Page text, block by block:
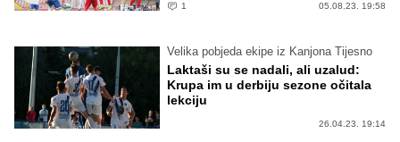
1 05.08.23. 19:58
Velika pobjeda ekipe iz Kanjona Tijesno
Laktaši su se nadali, ali uzalud:
Krupa im u derbiju sezone očitala
lekciju
26.04.23. 19:14